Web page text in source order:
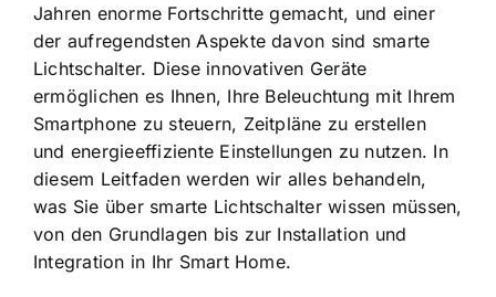
Jahren enorme Fortschritte gemacht, und einer
der aufregendsten Aspekte davon sind smarte
Lichtschalter. Diese innovativen Geräte
ermöglichen es Ihnen, Ihre Beleuchtung mit Ihrem
Smartphone zu steuern, Zeitpläne zu erstellen
und energieeffiziente Einstellungen zu nutzen. In
diesem Leitfaden werden wir alles behandeln,
was Sie über smarte Lichtschalter wissen müssen,
von den Grundlagen bis zur Installation und
Integration in Ihr Smart Home.